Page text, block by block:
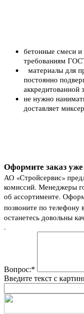
бетонные смеси и
требованиям
материалы для
постоянно
аккредитованной
не нужно
доставляет
Оформите заказ уже
АО «Стройсервис»
комиссий. Менеджеры
об ассортименте.
позвоните по телефону
останетесь довольны
.
Вопрос:*
Введите текст с